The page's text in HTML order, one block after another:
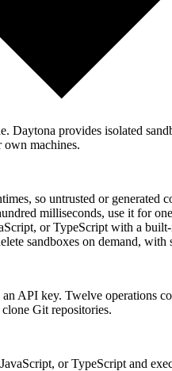
Daytona provides isolated
machines.
so untrusted or
milliseconds, use it for
or TypeScript with a
sandboxes on demand,
API key. Twelve operations
Git repositories.
or TypeScript and